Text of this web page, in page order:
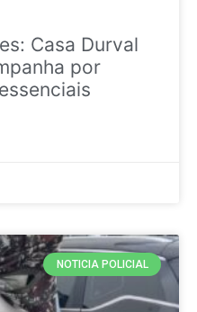
Casa Durval
por
NOTICIA POLICIAL